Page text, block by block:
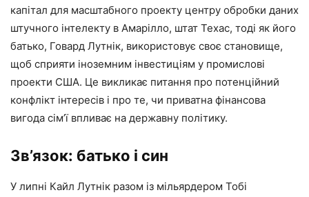
капітал для масштабного проекту центру обробки даних
штучного інтелекту в Амарілло, штат Техас, тоді як його
батько, Говард Лутнік, використовує своє становище,
щоб сприяти іноземним інвестиціям у промислові
проекти США. Це викликає питання про потенційний
конфлікт інтересів і про те, чи приватна фінансова
вигода сім’ї впливає на державну політику.
Зв’язок: батько і син
У липні Кайл Лутнік разом із мільярдером Тобі